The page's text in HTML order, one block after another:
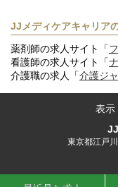
JJメディケアキャリア
薬剤師の求人サイト「
看護師の求人サイト「
介護職の求人「介護ジ
表示
東京都江戸